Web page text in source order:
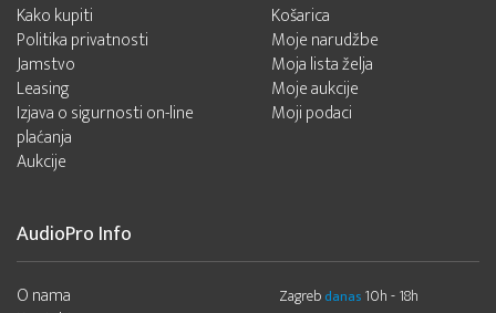
Kako kupiti
Politika privatnosti
Jamstvo
Leasing
Izjava o sigurnosti on-line
plaćanja
Aukcije
Košarica
Moje narudžbe
Moja lista želja
Moje aukcije
Moji podaci
AudioPro Info
O nama
Zagreb danas 10h - 18h